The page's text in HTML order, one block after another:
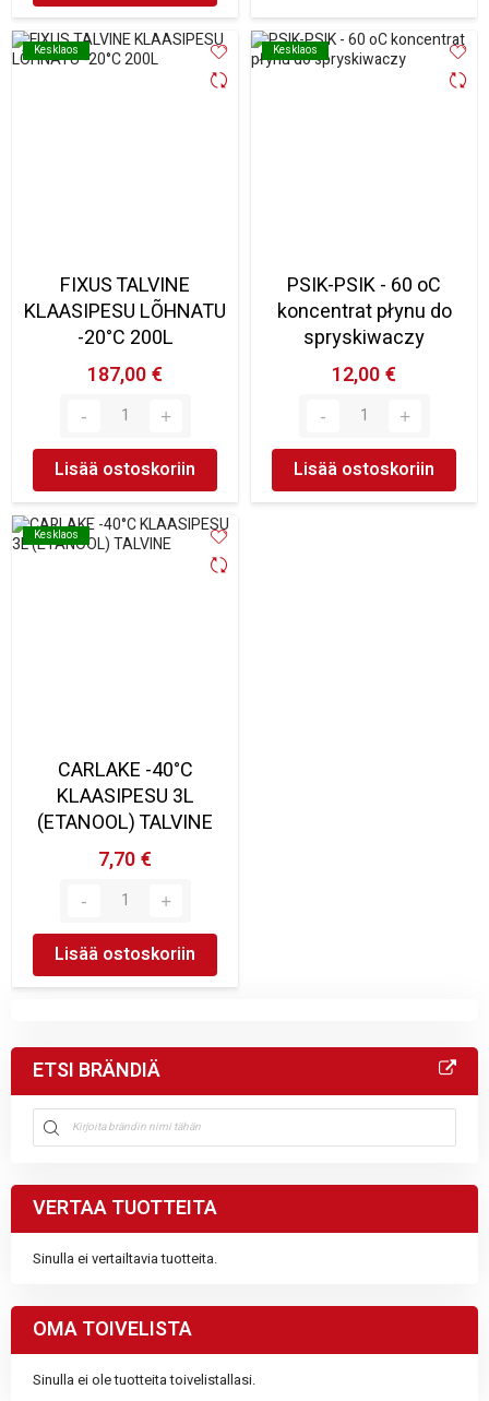
Kesklaos
Kesklaos
FIXUS TALVINE
KLAASIPESU LÕHNATU
-20°C 200L
187,00 €
Lisää ostoskoriin
Kesklaos
Kesklaos
PSIK-PSIK - 60 oC
koncentrat płynu do
spryskiwaczy
12,00 €
Lisää ostoskoriin
Kesklaos
Kesklaos
CARLAKE -40°C
KLAASIPESU 3L
(ETANOOL) TALVINE
7,70 €
Lisää ostoskoriin
ETSI BRÄNDIÄ
VERTAA TUOTTEITA
Sinulla ei vertailtavia tuotteita.
OMA TOIVELISTA
Sinulla ei ole tuotteita toivelistallasi.